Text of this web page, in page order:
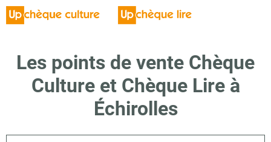
Les points de vente Chèque
Culture et Chèque Lire à
Échirolles